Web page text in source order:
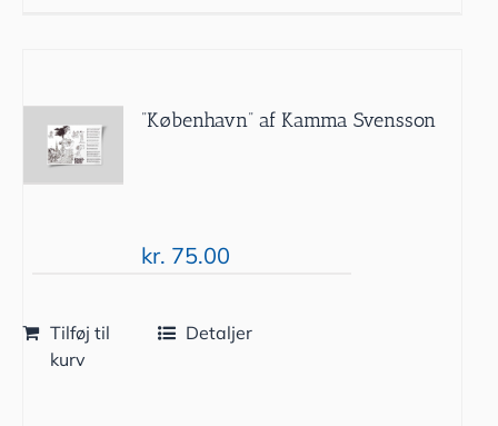
”København” af Kamma Svensson
kr. 75.00
Tilføj til
kurv
Detaljer